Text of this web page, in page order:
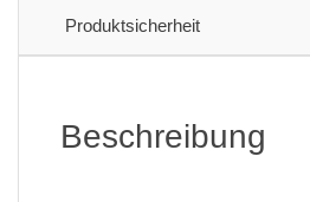
Produktsicherheit
Beschreibung